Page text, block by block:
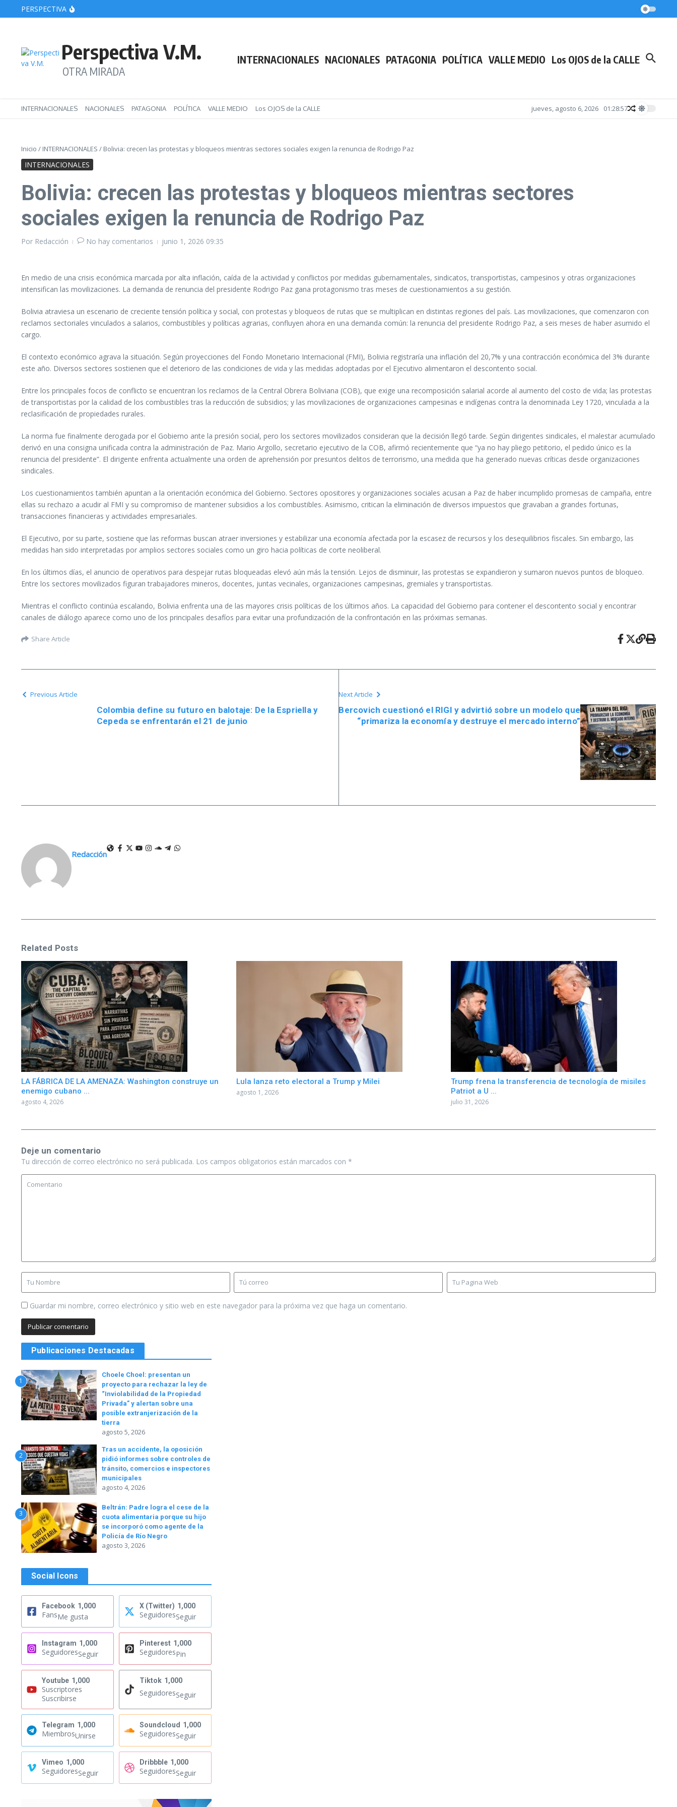
Saltar al contenido
PERSPECTIVA
Brasil retira a su embajador en Argentina tras los agravios de Milei a Lula y la relación bilateral entra en su peor crisis diplomática
Perspectiva V.M.
OTRA MIRADA
INTERNACIONALES NACIONALES PATAGONIA POLÍTICA VALLE MEDIO Los OJOS de la CALLE
INTERNACIONALES NACIONALES PATAGONIA POLÍTICA VALLE MEDIO Los OJOS de la CALLE jueves, agosto 6, 2026 01:28:57
Inicio / INTERNACIONALES / Bolivia: crecen las protestas y bloqueos mientras sectores sociales exigen la renuncia de Rodrigo Paz
INTERNACIONALES
Bolivia: crecen las protestas y bloqueos mientras sectores
sociales exigen la renuncia de Rodrigo Paz
Por Redacción No hay comentarios junio 1, 2026 09:35
En medio de una crisis económica marcada por alta inflación, caída de la actividad y conflictos por medidas gubernamentales, sindicatos, transportistas, campesinos y otras organizaciones
intensifican las movilizaciones. La demanda de renuncia del presidente Rodrigo Paz gana protagonismo tras meses de cuestionamientos a su gestión.
Bolivia atraviesa un escenario de creciente tensión política y social, con protestas y bloqueos de rutas que se multiplican en distintas regiones del país. Las movilizaciones, que comenzaron con
reclamos sectoriales vinculados a salarios, combustibles y políticas agrarias, confluyen ahora en una demanda común: la renuncia del presidente Rodrigo Paz, a seis meses de haber asumido el
cargo.
El contexto económico agrava la situación. Según proyecciones del Fondo Monetario Internacional (FMI), Bolivia registraría una inflación del 20,7% y una contracción económica del 3% durante
este año. Diversos sectores sostienen que el deterioro de las condiciones de vida y las medidas adoptadas por el Ejecutivo alimentaron el descontento social.
Entre los principales focos de conflicto se encuentran los reclamos de la Central Obrera Boliviana (COB), que exige una recomposición salarial acorde al aumento del costo de vida; las protestas
de transportistas por la calidad de los combustibles tras la reducción de subsidios; y las movilizaciones de organizaciones campesinas e indígenas contra la denominada Ley 1720, vinculada a la
reclasificación de propiedades rurales.
La norma fue finalmente derogada por el Gobierno ante la presión social, pero los sectores movilizados consideran que la decisión llegó tarde. Según dirigentes sindicales, el malestar acumulado
derivó en una consigna unificada contra la administración de Paz. Mario Argollo, secretario ejecutivo de la COB, afirmó recientemente que “ya no hay pliego petitorio, el pedido único es la
renuncia del presidente”. El dirigente enfrenta actualmente una orden de aprehensión por presuntos delitos de terrorismo, una medida que ha generado nuevas críticas desde organizaciones
sindicales.
Los cuestionamientos también apuntan a la orientación económica del Gobierno. Sectores opositores y organizaciones sociales acusan a Paz de haber incumplido promesas de campaña, entre
ellas su rechazo a acudir al FMI y su compromiso de mantener subsidios a los combustibles. Asimismo, critican la eliminación de diversos impuestos que gravaban a grandes fortunas,
transacciones financieras y actividades empresariales.
El Ejecutivo, por su parte, sostiene que las reformas buscan atraer inversiones y estabilizar una economía afectada por la escasez de recursos y los desequilibrios fiscales. Sin embargo, las
medidas han sido interpretadas por amplios sectores sociales como un giro hacia políticas de corte neoliberal.
En los últimos días, el anuncio de operativos para despejar rutas bloqueadas elevó aún más la tensión. Lejos de disminuir, las protestas se expandieron y sumaron nuevos puntos de bloqueo.
Entre los sectores movilizados figuran trabajadores mineros, docentes, juntas vecinales, organizaciones campesinas, gremiales y transportistas.
Mientras el conflicto continúa escalando, Bolivia enfrenta una de las mayores crisis políticas de los últimos años. La capacidad del Gobierno para contener el descontento social y encontrar
canales de diálogo aparece como uno de los principales desafíos para evitar una profundización de la confrontación en las próximas semanas.
Share Article
Previous Article
Colombia define su futuro en balotaje: De la Espriella y
Cepeda se enfrentarán el 21 de junio
Next Article
Bercovich cuestionó el RIGI y advirtió sobre un modelo que
“primariza la economía y destruye el mercado interno”
Redacción
Related Posts
LA FÁBRICA DE LA AMENAZA: Washington construye un
enemigo cubano ...
agosto 4, 2026
Lula lanza reto electoral a Trump y Milei
agosto 1, 2026
Trump frena la transferencia de tecnología de misiles
Patriot a U ...
julio 31, 2026
Deje un comentario
Tu dirección de correo electrónico no será publicada. Los campos obligatorios están marcados con *
Guardar mi nombre, correo electrónico y sitio web en este navegador para la próxima vez que haga un comentario.
Publicaciones Destacadas
1
Choele Choel: presentan un
proyecto para rechazar la ley de
“Inviolabilidad de la Propiedad
Privada” y alertan sobre una
posible extranjerización de la
tierra
agosto 5, 2026
2
Tras un accidente, la oposición
pidió informes sobre controles de
tránsito, comercios e inspectores
municipales
agosto 4, 2026
3
Beltrán: Padre logra el cese de la
cuota alimentaria porque su hijo
se incorporó como agente de la
Policía de Río Negro
agosto 3, 2026
Social Icons
Facebook 1,000
FansMe gusta
X (Twitter) 1,000
SeguidoresSeguir
Instagram 1,000
SeguidoresSeguir
Pinterest 1,000
SeguidoresPin
Youtube 1,000
Suscriptores
Suscribirse
Tiktok 1,000
SeguidoresSeguir
Telegram 1,000
MiembrosUnirse
Soundcloud 1,000
SeguidoresSeguir
Vimeo 1,000
SeguidoresSeguir
Dribbble 1,000
SeguidoresSeguir